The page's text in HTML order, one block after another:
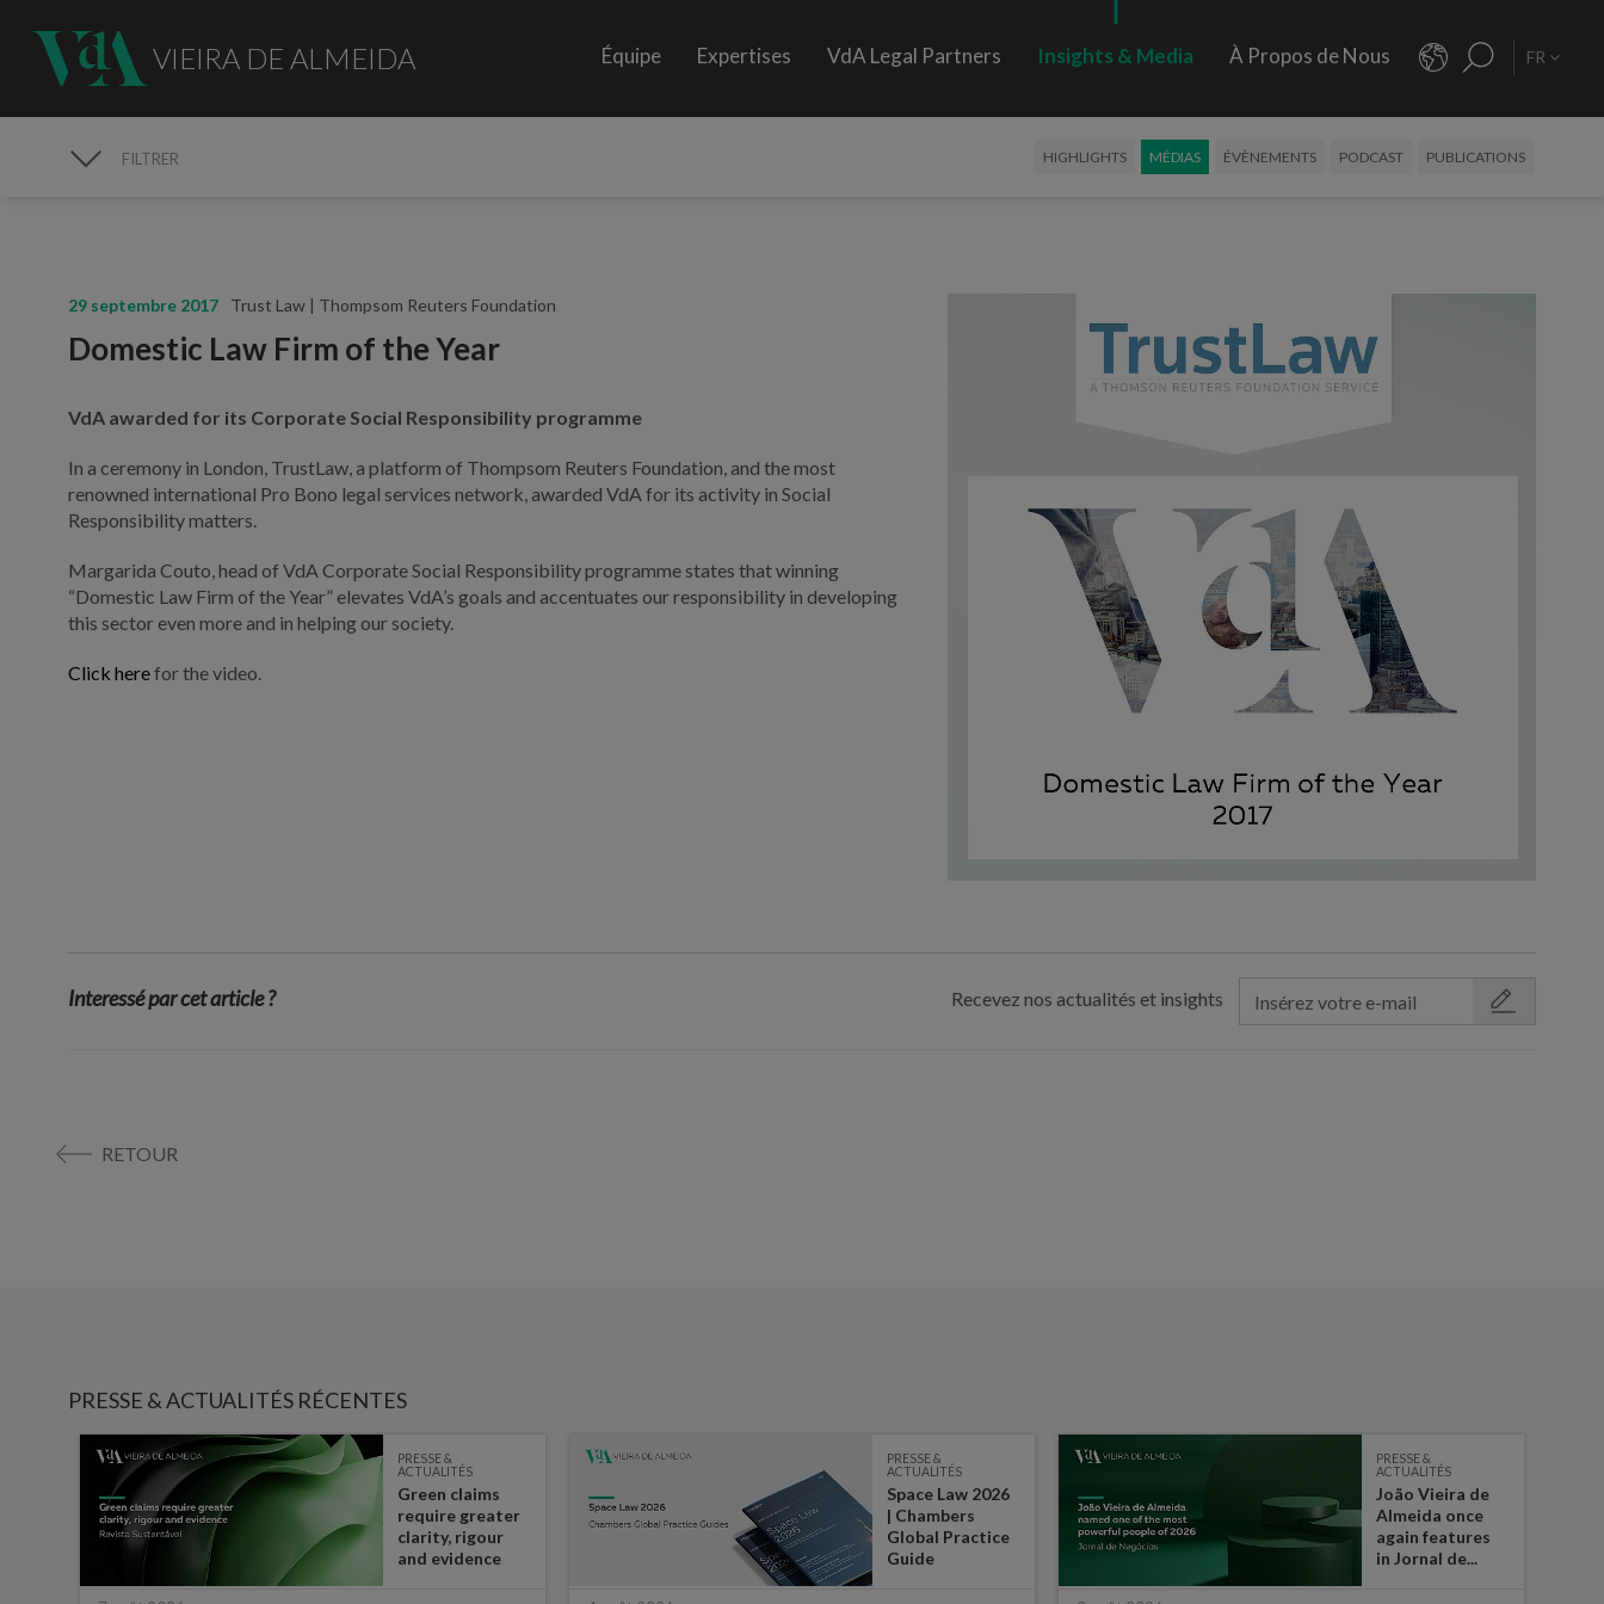
VIEIRA DE ALMEIDA Équipe Expertises VdA Legal Partners Insights & Media À Propos de Nous FR
FILTRER HIGHLIGHTS MÉDIAS ÉVÈNEMENTS PODCAST PUBLICATIONS
29 septembre 2017 Trust Law | Thompsom Reuters Foundation
Domestic Law Firm of the Year
VdA awarded for its Corporate Social Responsibility programme
In a ceremony in London, TrustLaw, a platform of Thompsom Reuters Foundation, and the most
renowned international Pro Bono legal services network, awarded VdA for its activity in Social
Responsibility matters.
Margarida Couto, head of VdA Corporate Social Responsibility programme states that winning
“Domestic Law Firm of the Year” elevates VdA’s goals and accentuates our responsibility in developing
this sector even more and in helping our society.
Click herefor the video.
Interessé par cet article ? Recevez nos actualités et insights
RETOUR
PRESSE & ACTUALITÉS RÉCENTES
PRESSE &
ACTUALITÉS
Green claims
require greater
clarity, rigour
and evidence
PRESSE &
ACTUALITÉS
Space Law 2026
| Chambers
Global Practice
Guide
PRESSE &
ACTUALITÉS
João Vieira de
Almeida once
again features
in Jornal de...